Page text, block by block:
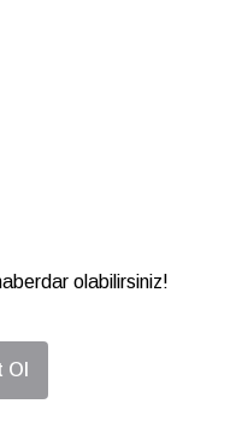
olabilirsiniz!
Ol